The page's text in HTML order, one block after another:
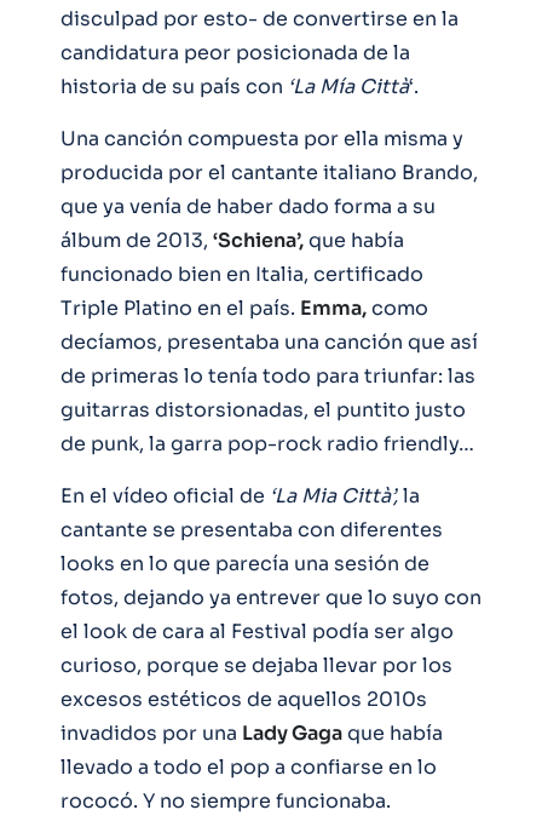
disculpad por esto- de convertirse en la
candidatura peor posicionada de la
historia de su país con ‘La Mía Città‘.
Una canción compuesta por ella misma y
producida por el cantante italiano Brando,
que ya venía de haber dado forma a su
álbum de 2013, ‘Schiena’,que había
funcionado bien en Italia, certificado
Triple Platino en el país. Emma,como
decíamos, presentaba una canción que así
de primeras lo tenía todo para triunfar: las
guitarras distorsionadas, el puntito justo
de punk, la garra pop-rock radio friendly…
En el vídeo oficial de ‘La Mia Città’,la
cantante se presentaba con diferentes
looks en lo que parecía una sesión de
fotos, dejando ya entrever que lo suyo con
el look de cara al Festival podía ser algo
curioso, porque se dejaba llevar por los
excesos estéticos de aquellos 2010s
invadidos por una Lady Gagaque había
llevado a todo el pop a confiarse en lo
rococó. Y no siempre funcionaba.